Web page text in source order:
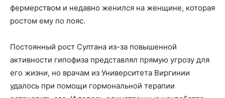
фермерством и недавно женился на женщине, которая
ростом ему по пояс.
Постоянный рост Султана из-за повышенной
активности гипофиза представлял прямую угрозу для
его жизни, но врачам из Университета Виргинии
удалось при помощи гормональной терапии